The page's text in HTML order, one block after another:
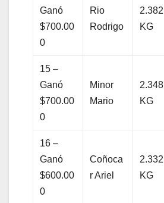
Ganó
$700.00
0
Rio
Rodrigo
2.382
KG
15 –
Ganó
$700.00
0
Minor
Mario
2.348
KG
16 –
Ganó
$600.00
0
Coñoca
r Ariel
2.332
KG